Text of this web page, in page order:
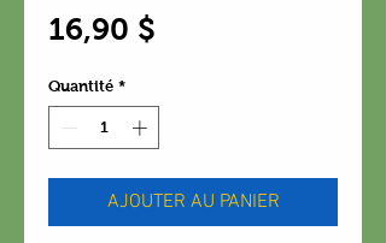
16,90 $
Quantité *
AJOUTER AU PANIER